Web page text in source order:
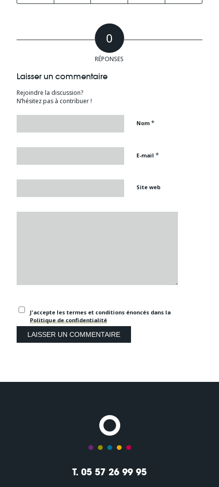
0
RÉPONSES
Laisser un commentaire
Rejoindre la discussion?
N’hésitez pas à contribuer !
Nom *
E-mail *
Site web
J'accepte les termes et conditions énoncés dans la
Politique de confidentialité
T. 05 57 26 99 95